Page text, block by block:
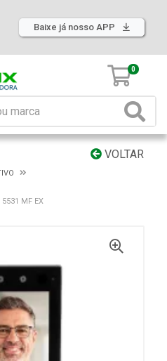
Baixe já nosso APP
0
VOLTAR
5531 MF EX